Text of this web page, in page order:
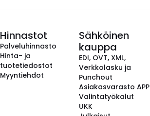
Hinnastot
Palveluhinnasto
Hinta- ja
tuotetiedostot
Myyntiehdot
Sähköinen
kauppa
EDI, OVT, XML,
Verkkolasku ja
Punchout
Asiakasvarasto APP
Valintatyökalut
UKK